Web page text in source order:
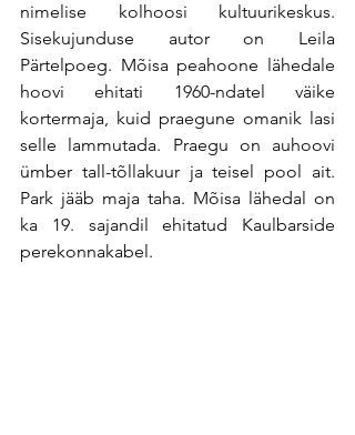
nimelise kolhoosi kultuurikeskus.
Sisekujunduse autor on Leila
Pärtelpoeg. Mõisa peahoone lähedale
hoovi ehitati 1960-ndatel väike
kortermaja, kuid praegune omanik lasi
selle lammutada. Praegu on auhoovi
ümber tall-tõllakuur ja teisel pool ait.
Park jääb maja taha. Mõisa lähedal on
ka 19. sajandil ehitatud Kaulbarside
perekonnakabel.